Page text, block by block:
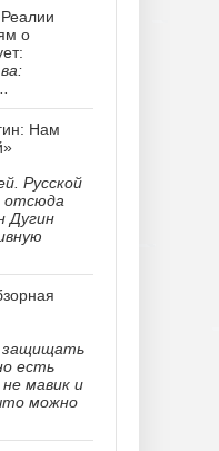
о
Нам
Русской
отсюда
Дугин
защищать
есть
мавик и
можно